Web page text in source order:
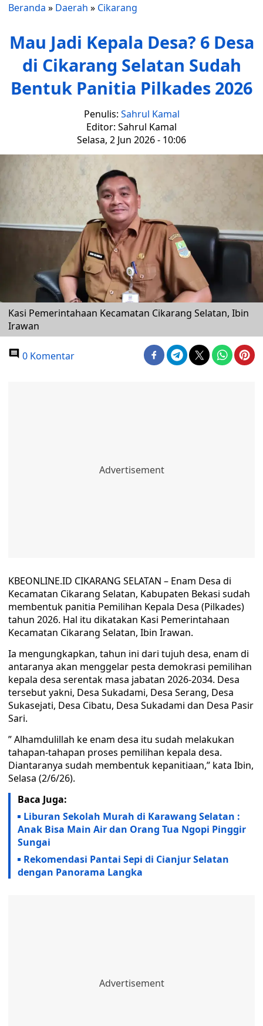
Beranda » Daerah » Cikarang
Mau Jadi Kepala Desa? 6 Desa
di Cikarang Selatan Sudah
Bentuk Panitia Pilkades 2026
Penulis: Sahrul Kamal
Editor: Sahrul Kamal
Selasa, 2 Jun 2026 - 10:06
Kasi Pemerintahaan Kecamatan Cikarang Selatan, Ibin
Irawan
0 Komentar
KBEONLINE.ID CIKARANG SELATAN – Enam Desa di
Kecamatan Cikarang Selatan, Kabupaten Bekasi sudah
membentuk panitia Pemilihan Kepala Desa (Pilkades)
tahun 2026. Hal itu dikatakan Kasi Pemerintahaan
Kecamatan Cikarang Selatan, Ibin Irawan.
Ia mengungkapkan, tahun ini dari tujuh desa, enam di
antaranya akan menggelar pesta demokrasi pemilihan
kepala desa serentak masa jabatan 2026-2034. Desa
tersebut yakni, Desa Sukadami, Desa Serang, Desa
Sukasejati, Desa Cibatu, Desa Sukadami dan Desa Pasir
Sari.
” Alhamdulillah ke enam desa itu sudah melakukan
tahapan-tahapan proses pemilihan kepala desa.
Diantaranya sudah membentuk kepanitiaan,” kata Ibin,
Selasa (2/6/26).
Baca Juga:
Liburan Sekolah Murah di Karawang Selatan :
Anak Bisa Main Air dan Orang Tua Ngopi Pinggir
Sungai
Rekomendasi Pantai Sepi di Cianjur Selatan
dengan Panorama Langka